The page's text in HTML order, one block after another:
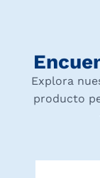
Explora
producto